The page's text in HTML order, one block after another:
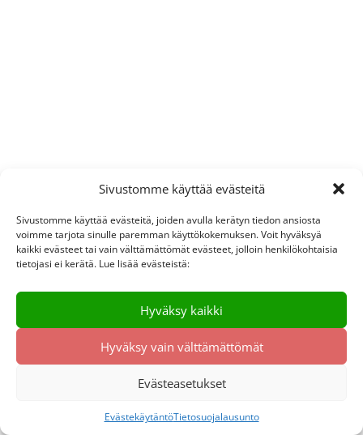
Sivustomme käyttää evästeitä
Sivustomme käyttää evästeitä, joiden avulla kerätyn tiedon ansiosta
voimme tarjota sinulle paremman käyttökokemuksen. Voit hyväksyä
kaikki evästeet tai vain välttämättömät evästeet, jolloin henkilökohtaisia
tietojasi ei kerätä. Lue lisää evästeistä:
Hyväksy kaikki
Hyväksy vain välttämättömät
Evästeasetukset
EvästekäytäntöTietosuojalausunto